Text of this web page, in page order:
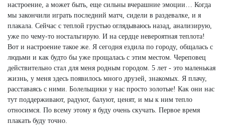
настроение, а может быть, еще сильны вчерашние эмоции… Когда
мы закончили играть последний матч, сидели в раздевалке, и я
плакала. Сейчас с теплой грустью оглядываюсь назад, анализирую,
уже по чему-то ностальгирую. И на сердце невероятная теплота!
Вот и настроение такое же. Я сегодня ездила по городу, общалась с
людьми и как будто бы уже прощалась с этим местом. Череповец
действительно стал для меня родным городом. 5 лет - это маленькая
жизнь, у меня здесь появилось много друзей, знакомых. Я плачу,
расставаясь с ними. Болельщики у нас просто золотые! Как они нас
тут поддерживают, радуют, балуют, ценят, и мы к ним тепло
относимся. По всему этому я буду очень скучать. Первое время
плакать буду точно.